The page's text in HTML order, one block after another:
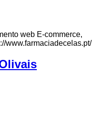
web E-commerce,
www.farmaciadecelas.pt/